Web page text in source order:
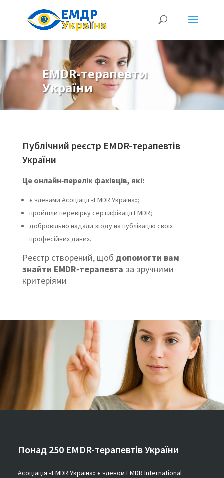
EMDR-терапевти
України
Публічний реєстр EMDR-терапевтів
України
Це онлайн‑перелік фахівців, які:
є членами Асоціації «EMDR Україна»;
пройшли перевірку сертифікації EMDR;
добровільно надали згоду на публікацію своїх
професійних даних.
Реєстр створений, щоб допомогти вам
знайти EMDR‑терапевта за зручними
критеріями
Понад 250 EMDR-терапевтів України
Асоціація «EMDR Україна» є членом EMDR International